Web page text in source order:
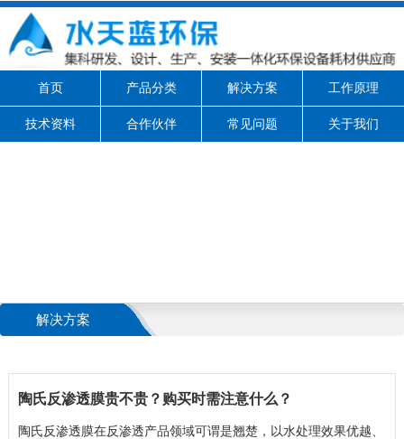
首页 产品分类 解决方案 工作原理
技术资料 合作伙伴 常见问题 关于我们
解决方案
陶氏反渗透膜贵不贵？购买时需注意什么？
陶氏反渗透膜在反渗透产品领域可谓是翘楚，以水处理效果优越、